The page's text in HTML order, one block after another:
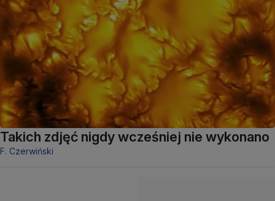
Takich zdjęć nigdy wcześniej nie wykonano
F. Czerwiński